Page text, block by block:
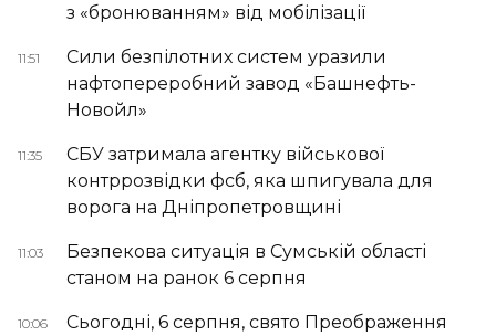
з «бронюванням» від мобілізації
11:51
Сили безпілотних систем уразили
нафтопереробний завод «Башнефть-
Новойл»
11:35
СБУ затримала агентку військової
контррозвідки фсб, яка шпигувала для
ворога на Дніпропетровщині
11:03
Безпекова ситуація в Сумській області
станом на ранок 6 серпня
10:06
Сьогодні, 6 серпня, свято Преображення